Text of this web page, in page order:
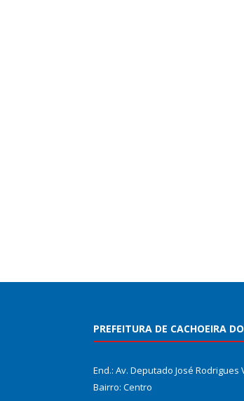
PREFEITURA DE CACHOEIRA
End.: Av. Deputado José Rodrigues
Bairro: Centro